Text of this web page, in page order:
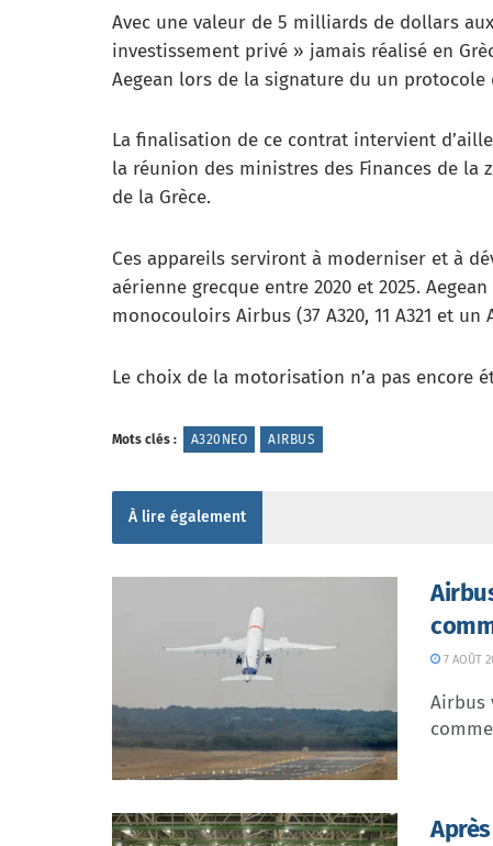
Avec une valeur de 5 milliards de dollars
investissement privé » jamais réalisé en
Aegean lors de la signature du un protocole
La finalisation de ce contrat intervient
la réunion des ministres des Finances de
de la Grèce.
Ces appareils serviront à moderniser et à
aérienne grecque entre 2020 et 2025.
monocouloirs Airbus (37 A320, 11 A321 et un
Le choix de la motorisation n’a pas encore
Mots clés : A320NEO AIRBUS
À lire également
7 AOÛT
Airbus